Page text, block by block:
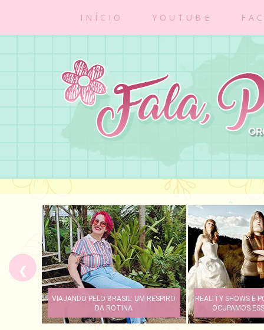
INÍCIO YOUTUBE
A AMAMENTAÇÃO E O ACOLHIMENTO
DE LACTANTES E BEBÊS NA ESCOLA
❮